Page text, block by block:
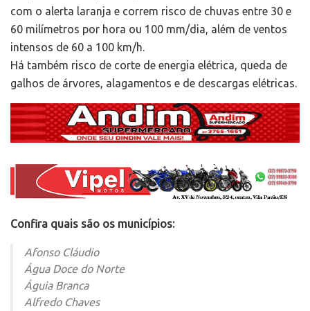
com o alerta laranja e correm risco de chuvas entre 30 e
60 milímetros por hora ou 100 mm/dia, além de ventos
intensos de 60 a 100 km/h.
Há também risco de corte de energia elétrica, queda de
galhos de árvores, alagamentos e de descargas elétricas.
Confira quais são os municípios:
Afonso Cláudio
Água Doce do Norte
Águia Branca
Alfredo Chaves